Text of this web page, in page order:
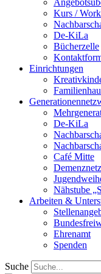
Kurs /
De-KiLa
Bücherzelle
Einrichtungen
De-KiLa
Café Mitte
Nähstube
Arbeiten &
Ehrenamt
Spenden
Suche